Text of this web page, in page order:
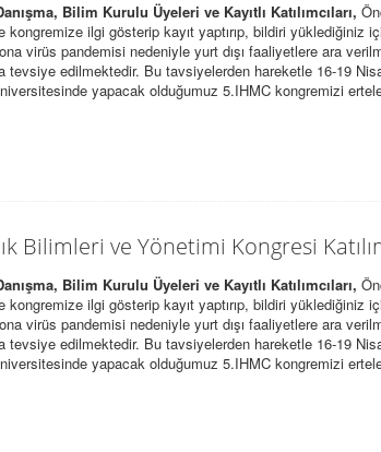
Bilim Kurulu Üyeleri ve Kayıtlı Katılımcıları,
kongremize ilgi gösterip kayıt yaptırıp, bildiri yüklediğiniz
virüs pandemisi nedeniyle yurt dışı faaliyetlere ara
tevsiye edilmektedir. Bu tavsiyelerden hareketle 16-19
yapacak olduğumuz 5.IHMC kongremizi
Bilimleri ve Yönetimi Kongresi
Bilim Kurulu Üyeleri ve Kayıtlı Katılımcıları,
kongremize ilgi gösterip kayıt yaptırıp, bildiri yüklediğiniz
virüs pandemisi nedeniyle yurt dışı faaliyetlere ara
tevsiye edilmektedir. Bu tavsiyelerden hareketle 16-19
yapacak olduğumuz 5.IHMC kongremizi